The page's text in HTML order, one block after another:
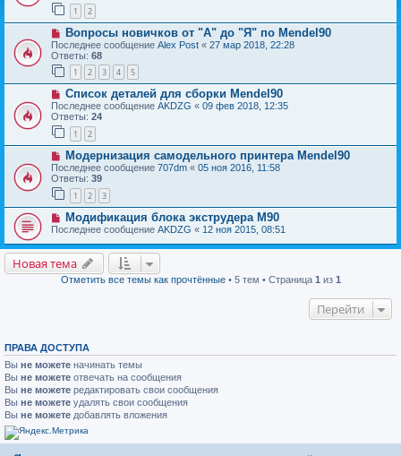
1 2
Вопросы новичков от "А" до "Я" по Mendel90
Последнее сообщение Alex Post « 27 мар 2018, 22:28
Ответы: 68
1 2 3 4 5
Список деталей для сборки Mendel90
Последнее сообщение AKDZG « 09 фев 2018, 12:35
Ответы: 24
1 2
Модернизация самодельного принтера Mendel90
Последнее сообщение 707dm « 05 ноя 2016, 11:58
Ответы: 39
1 2 3
Модификация блока экструдера M90
Последнее сообщение AKDZG « 12 ноя 2015, 08:51
Новая тема
Отметить все темы как прочтённые• 5 тем • Страница 1 из 1
Перейти
ПРАВА ДОСТУПА
Вы не можете начинать темы
Вы не можете отвечать на сообщения
Вы не можете редактировать свои сообщения
Вы не можете удалять свои сообщения
Вы не можете добавлять вложения